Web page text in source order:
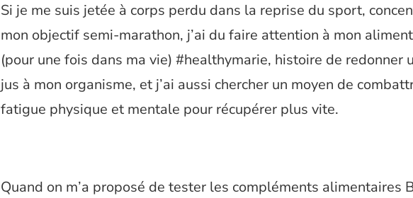
Si je me suis jetée à corps perdu dans la reprise du sport,
mon objectif semi-marathon, j’ai du faire attention à mon
(pour une fois dans ma vie) #healthymarie, histoire de redonner
jus à mon organisme, et j’ai aussi chercher un moyen de
fatigue physique et mentale pour récupérer plus vite.
Quand on m’a proposé de tester les compléments alimentaires